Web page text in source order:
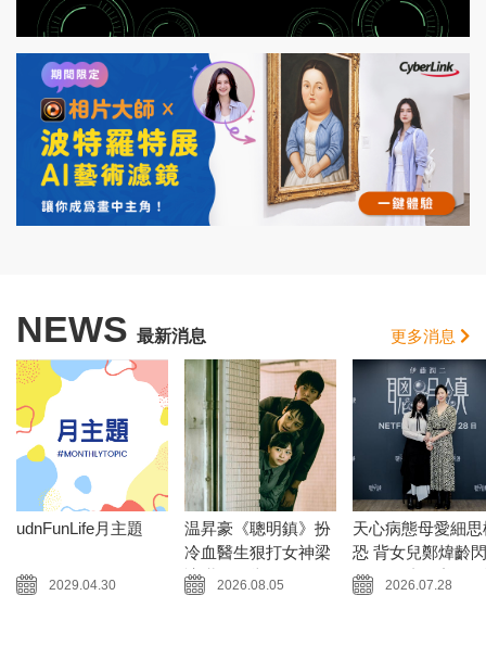
NEWS 最新消息 更多消息
udnFunLife月主題
2029.04.30
温昇豪《聰明鎮》扮
冷血醫生狠打女神梁
詠琪三巴掌
2026.08.05
天心病態母愛細思
恐 背女兒鄭煒齡
腰 最終畫面剪剩5
2026.07.28